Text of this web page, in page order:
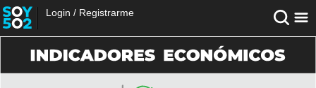
Login / Registrarme